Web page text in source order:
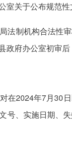
关于公布规范
法制机构合法
府办公室初审
在2024年7月30
号、实施日期、